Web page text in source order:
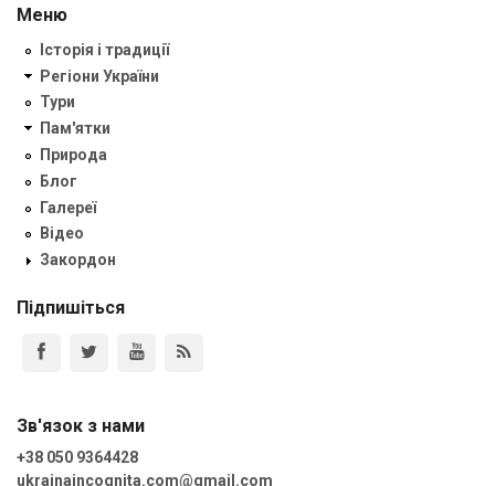
Меню
Історія і традиції
Регіони України
Тури
Пам'ятки
Природа
Блог
Галереї
Відео
Закордон
Підпишіться
Зв'язок з нами
+38 050 9364428
ukrainaincognita.com@gmail.com